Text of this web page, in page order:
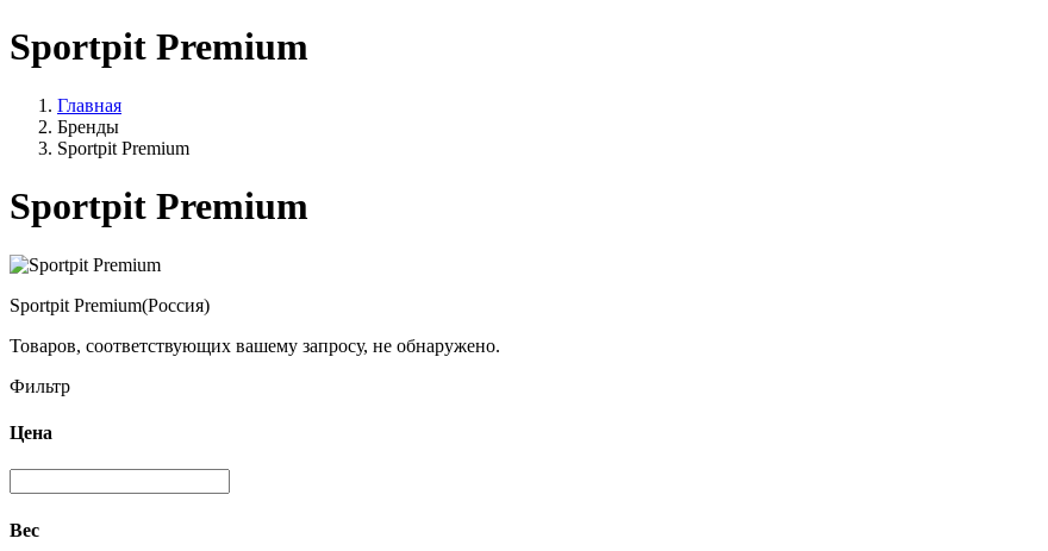
Sportpit Premium
Главная
Бренды
Sportpit Premium
Sportpit Premium
Sportpit Premium(Россия)
Товаров, соответствующих вашему запросу, не обнаружено.
Фильтр
Цена
Вес